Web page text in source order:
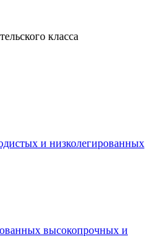
класса
и низколегированных
высокопрочных и